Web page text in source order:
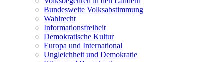
Bundesweite Volksabstimmung
Wahlrecht
Informationsfreiheit
Demokratische Kultur
Europa und International
Ungleichheit und Demokratie